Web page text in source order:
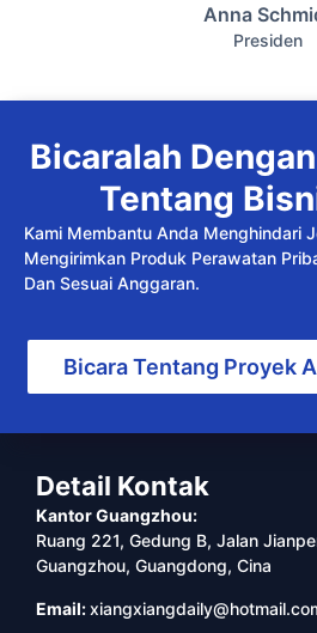
Anna
Presiden
Bicaralah
Tentang
Kami Membantu Anda Menghindari
Mengirimkan Produk Perawatan
Dan Sesuai Anggaran.
Bicara Tentang Proyek
Detail Kontak
Kantor Guangzhou:
Ruang 221, Gedung B, Jalan
Guangzhou, Guangdong, Cina
Email: